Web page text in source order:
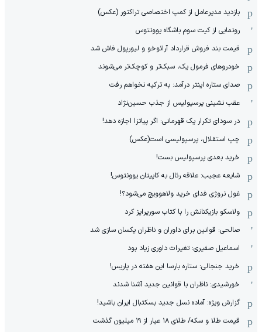
بازدید مدیرعامل از کمپ اختصاصی تراکتور (عکس)
رونمایی از کیت سوم باشگاه یوونتوس
قیمت بند فروش قرارداد آرائوخو و لیورپول فاش شد
خودروهای فرمول یک، سبک‌تر و کوچک‌تر می‌شوند
صدای ستاره اینتر درآمد: به ترکیه نخواهم رفت
عقب نشینی پرسپولیس از جذب حسین‌نژاد
در سودای تکرار یک قهرمانی: اگر پیاتزا اجازه دهد!
چپ استقلال، پرسپولیسی است(عکس)
خرید بعدی پرسپولیس بست!
شایعه عجیب: علاقه رئال به کاپیتان یوونتوس!
غول نروژی فدای خرید ولاهوویچ می‌شود؟!
ولاسکو بازیکنانش را با کتاب سورپرایز کرد
صالحی: قوانین برای داوران و ناظران یکسان سازی شد
اسماعیل صفیری: تغیرات داوری زیاد بود
خرید جنجالی: ستاره بارسا این هفته در پاریس!
خورشیدی: ناظران با قوانین جدید آشنا شدند
گزارش ویژه‌: آماده نسل جدید بسکتبال ایران باشید!
قیمت طلا و سکه/ طلای ۱۸ عیار از ۱۹ میلیون گذشت